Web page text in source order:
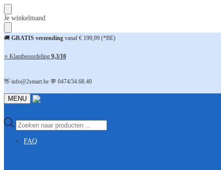
Skip
to
navigation
Skip
to
content
Je winkelmand
🚚 GRATIS verzending vanaf € 199,99 (*BE)
⭐ Klantbeoordeling 9,3/10
👋 info@2smart.be 💬 0474/34.68.40
MENU
Producten
zoeken
FAQ